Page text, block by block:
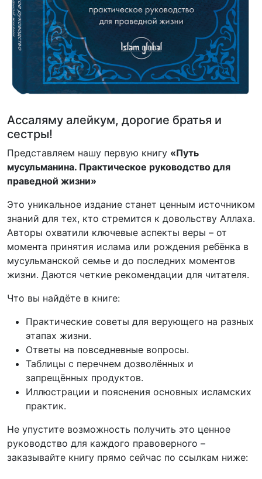
Ассаляму алейкум, дорогие братья и
сестры!
Представляем нашу первую книгу «Путь
мусульманина. Практическое руководство для
праведной жизни»
Это уникальное издание станет ценным источником
знаний для тех, кто стремится к довольству Аллаха.
Авторы охватили ключевые аспекты веры – от
момента принятия ислама или рождения ребёнка в
мусульманской семье и до последних моментов
жизни. Даются четкие рекомендации для читателя.
Что вы найдёте в книге:
Практические советы для верующего на разных
этапах жизни.
Ответы на повседневные вопросы.
Таблицы с перечнем дозволённых и
запрещённых продуктов.
Иллюстрации и пояснения основных исламских
практик.
Не упустите возможность получить это ценное
руководство для каждого правоверного –
заказывайте книгу прямо сейчас по ссылкам ниже: